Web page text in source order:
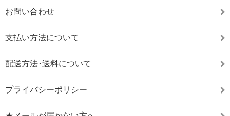
お問い合わせ
支払い方法について
配送方法･送料について
プライバシーポリシー